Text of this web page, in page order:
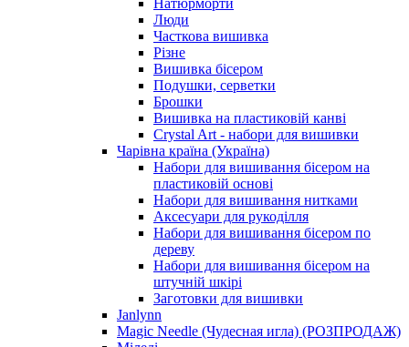
Люди
Часткова вишивка
Різне
Вишивка бісером
Подушки, серветки
Брошки
Вишивка на пластиковій канві
Crystal Art - набори для вишивки
Чарівна країна (Україна)
Набори для вишивання бісером на
пластиковій основі
Набори для вишивання нитками
Аксесуари для рукоділля
Набори для вишивання бісером по
дереву
Набори для вишивання бісером на
штучній шкірі
Заготовки для вишивки
Janlynn
Magic Needle (Чудесная игла) (РОЗПРОДАЖ)